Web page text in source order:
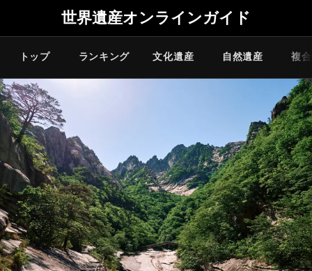
世界遺産オンラインガイド
トップ ランキング 文化遺産 自然遺産 複